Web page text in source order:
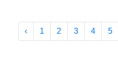
‹ 1 2 3 4 5